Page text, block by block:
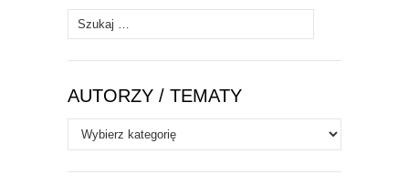
Szukaj:
AUTORZY / TEMATY
Autorzy
/
Tematy